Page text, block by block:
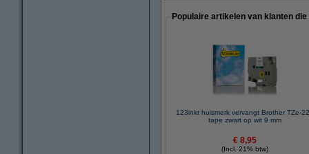
Populaire artikelen van klanten
123inkt huismerk vervangt Brother TZe-
tape zwart op wit 9 mm
€ 8,95
(Incl. 21% btw)